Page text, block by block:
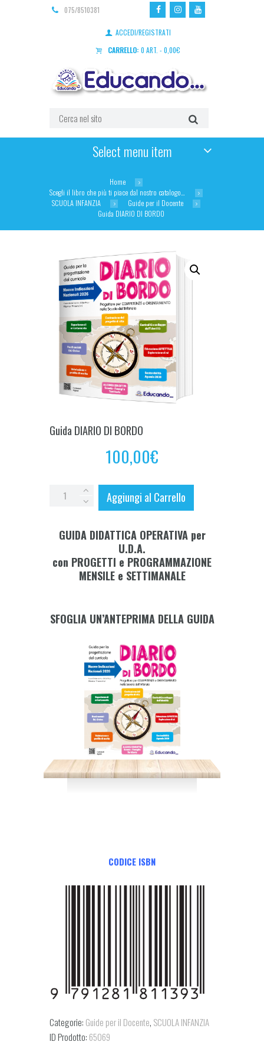
075/8510381
ACCEDI/REGISTRATI
CARRELLO: 0 ART. - 0,00€
Select menu item
Home
Scegli il libro che più ti piace dal nostro catalogo…
SCUOLA INFANZIA
Guide per il Docente
Guida DIARIO DI BORDO
Guida DIARIO DI BORDO
100,00€
Guida
BORDO
Aggiungi al Carrello
GUIDA DIDATTICA OPERATIVA per
U.D.A.
con PROGETTI e PROGRAMMAZIONE
MENSILE e SETTIMANALE
SFOGLIA UN’ANTEPRIMA DELLA GUIDA
CODICE ISBN
Categorie: Guide per il Docente, SCUOLA INFANZIA
ID Prodotto: 65069